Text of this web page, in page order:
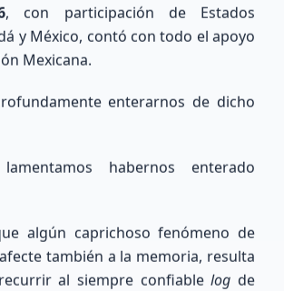
Internacional
QRZ
de indicativos de todo el
la base de datos de QRZ.com.
, con participación de Estados
y México, contó con todo el apoyo
Mexicana.
enterarnos de dicho
lamentamos habernos enterado
algún caprichoso fenómeno de
también a la memoria, resulta
al siempre confiablelog de